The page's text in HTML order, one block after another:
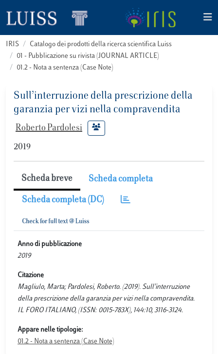
IRIS
Catalogo dei prodotti della ricerca scientifica Luiss
01 - Pubblicazione su rivista (JOURNAL ARTICLE)
01.2 - Nota a sentenza (Case Note)
Sull’interruzione della prescrizione della
garanzia per vizi nella compravendita
Roberto Pardolesi
2019
Scheda breve Scheda completa
Scheda completa (DC)
Anno di pubblicazione
2019
Citazione
Magliulo, Marta; Pardolesi, Roberto. (2019). Sull’interruzione
della prescrizione della garanzia per vizi nella compravendita.
IL FORO ITALIANO, (ISSN: 0015-783X), 144:10, 3116-3124.
Appare nelle tipologie:
01.2 - Nota a sentenza (Case Note)